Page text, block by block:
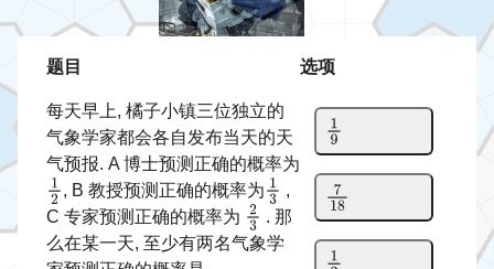
题目
每天早上, 橘子小镇三位独立的
气象学家都会各自发布当天的天
气预报. A 博士预测正确的概率为
, B 教授预测正确的概率为
,
C 专家预测正确的概率为
. 那
么在某一天, 至少有两名气象学
选项